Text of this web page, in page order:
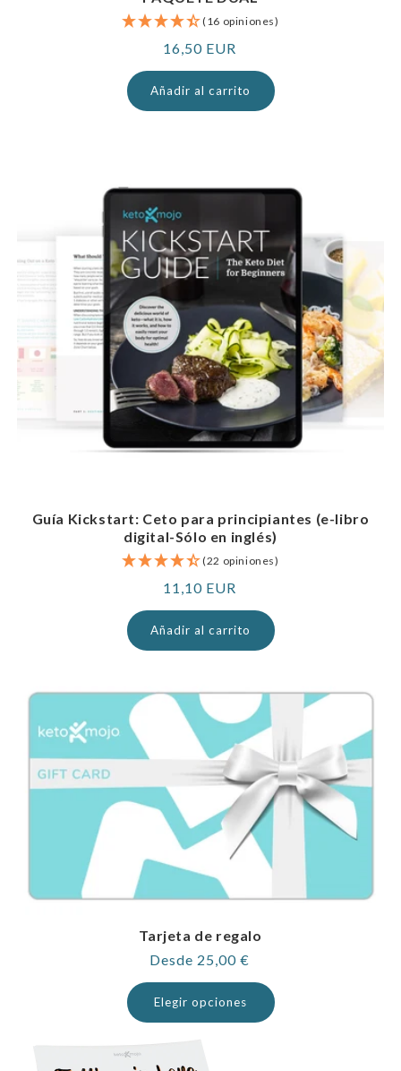
(16 opiniones)
Precio
normal
16,50 EUR
Añadir al carrito
Guía Kickstart: Ceto para principiantes (e-libro
digital-Sólo en inglés)
(22 opiniones)
Precio
normal
11,10 EUR
Añadir al carrito
Tarjeta de regalo
Precio
habitual
Desde 25,00 €
Elegir opciones